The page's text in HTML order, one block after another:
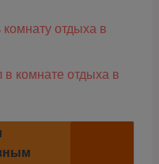
отдыха в
комнате отдыха в